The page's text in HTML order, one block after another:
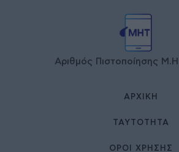
Αριθμός Πιστοποίησης
ΑΡΧΙΚΉ
ΤΑΥΤΌΤΗΤΑ
ΌΡΟΙ ΧΡΉΣΗΣ